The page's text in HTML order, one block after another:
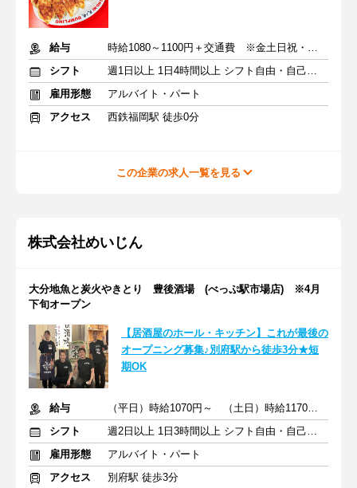
給与
時給1080～1100円＋交通費 ※金土日祝・祝前日は100円アップ
シフト
週1日以上 1日4時間以上 シフト自由・自己申告
雇用形態
アルバイト・パート
アクセス
西鉄福岡駅 徒歩0分
この企業の求人一覧を見る
株式会社めいじん
大分地魚と炭火やきとり 豊後酒場 (べっぷ駅市場店) ※4月
下旬オープン
【居酒屋のホール・キッチン】これが最後の
オープニング募集♪別府駅から徒歩3分★短
期OK
給与
（平日）時給1070円～ （土日）時給1170円～ ※交通費支給
シフト
週2日以上 1日3時間以上 シフト自由・自己申告
雇用形態
アルバイト・パート
アクセス
別府駅 徒歩3分